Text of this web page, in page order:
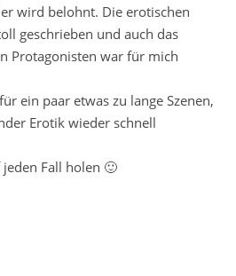
wird belohnt. Die erotischen
geschrieben und auch das
Protagonisten war für mich
ein paar etwas zu lange Szenen,
Erotik wieder schnell
Fall holen 🙂